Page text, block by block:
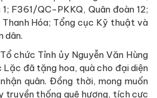
F361/QC-PKKQ, Quân đoàn 12;
Hóa; Tổng cục Kỹ thuật và
dân.
chức Tỉnh ủy Nguyễn Văn Hùng
đã tặng hoa, quà cho đại diện
quân. Đồng thời, mong muốn
truyền thống quê hương, tích cực